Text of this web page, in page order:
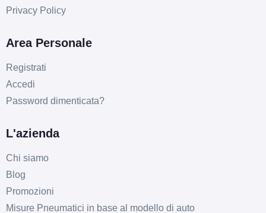
D
Privacy Policy
Area Personale
Registrati
Accedi
Password dimenticata?
L'azienda
Chi siamo
Blog
Promozioni
Misure Pneumatici in base al modello di auto